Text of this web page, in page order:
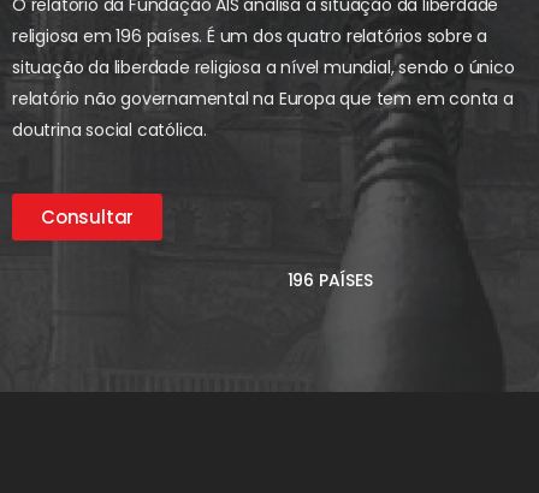
religiosa em 196 países. É um dos quatro relatórios sobre a
situação da liberdade religiosa a nível mundial, sendo o único
relatório não governamental na Europa que tem em conta a
doutrina social católica.
Consultar
196 PAÍSES